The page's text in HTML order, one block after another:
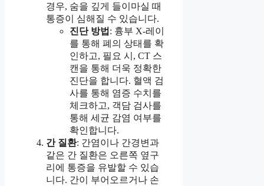
경우, 숨을 깊게 들이마실 때
통증이 심해질 수 있습니다.
진단 방법 : 흉부 X-레이
를 통해 폐의 상태를 확
인하고, 필요 시, CT 스
캔을 통해 더욱 정확한
진단을 합니다. 혈액 검
사를 통해 염증 수치를
체크하고, 객담 검사를
통해 세균 감염 여부를
확인합니다.
간 질환: 간염이나 간경변과
같은 간 질환은 오른쪽 옆구
리에 통증을 유발할 수 있습
니다. 간이 부어오르거나 손